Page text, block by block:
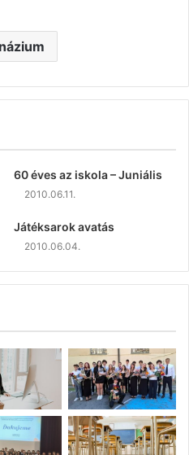
60 éves az iskola – Juniális
2010.06.11.
Játéksarok avatás
2010.06.04.